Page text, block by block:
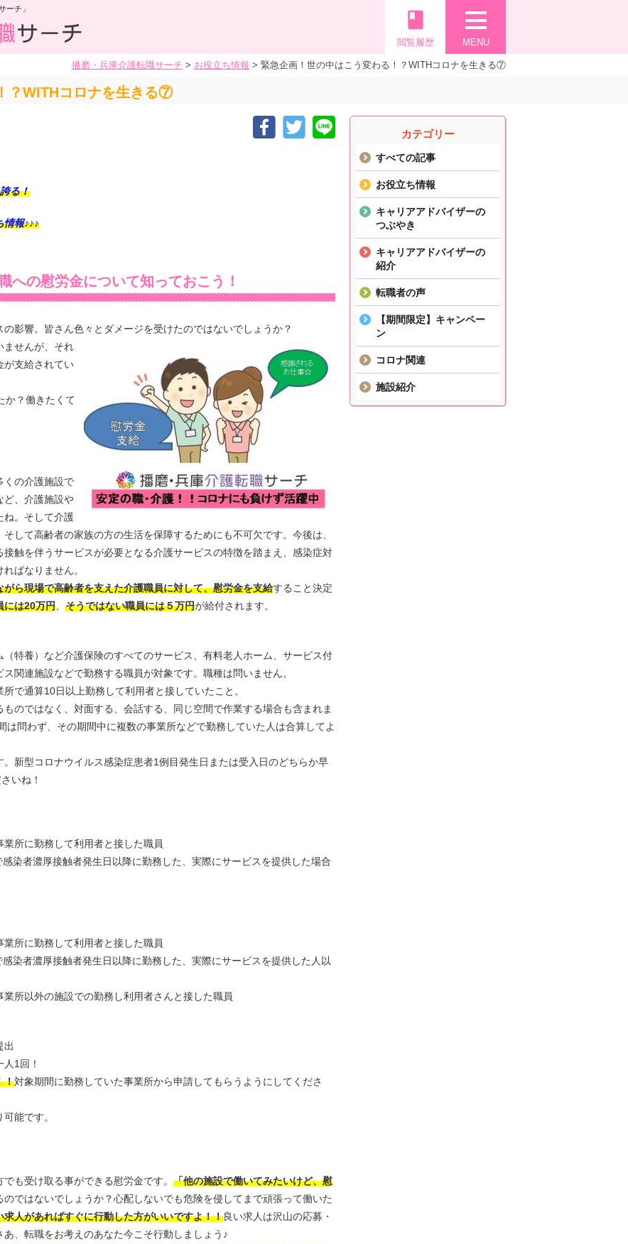
ーチ」
MENU
book
閲覧履歴
播磨・兵庫介護転職サーチ > お役立ち情報 > 緊急企画！世の中はこう変わる！？WITHコロナを生きる⑦
？WITHコロナを生きる⑦
カテゴリー
すべての記事
お役立ち情報
キャリアアドバイザーの
つぶやき
キャリアアドバイザーの
紹介
転職者の声
【期間限定】キャンペー
ン
コロナ関連
施設紹介
る！
情報♪♪♪
への慰労金について知っておこう！
の影響。皆さん色々とダメージを受けたのではないでしょうか？
ませんが、それ
が支給されてい
か？働きたくて
くの介護施設で
ど、介護施設や
ね。そして介護
して高齢者の家族の方の生活を保障するためにも不可欠です。今後は、
触を伴うサービスが必要となる介護サービスの特徴を踏まえ、感染症対
ばなりません。
ら現場で高齢者を支えた介護職員に対して、慰労金を支給すること決定
には20万円 そうではない職員には５万円が給付されます。
特養）など介護保険のすべてのサービス、有料老人ホーム、サービス付
関連施設などで勤務する職員が対象です。職種は問いません。
で通算10日以上勤務して利用者と接していたこと。
ものではなく、対面する、会話する、同じ空間で作業する場合も含まれま
問わず、その期間中に複数の事業所などで勤務していた人は合算してよ
新型コロナウイルス感染症患者1例目発生日または受入日のどちらか早
いね！
所に勤務して利用者と接した職員
染者濃厚接触者発生日以降に勤務した、実際にサービスを提供した場合
所に勤務して利用者と接した職員
染者濃厚接触者発生日以降に勤務した、実際にサービスを提供した人以
所以外の施設での勤務し利用者さんと接した職員
出
1回！
！対象期間に勤務していた事業所から申請してもらうようにしてくださ
能です。
も受け取る事ができる慰労金です。 「他の施設で働いてみたいけど、慰
のではないでしょうか？心配しないでも危険を侵してまで頑張って働いた
求人があればすぐに行動した方がいいですよ！！良い求人は沢山の応募・
、転職をお考えのあなた今こそ行動しましょう♪